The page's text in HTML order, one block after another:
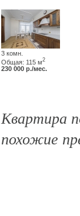
3 комн.
Общая: 115 м2
230 000 р./мес.
Квартира
похожие